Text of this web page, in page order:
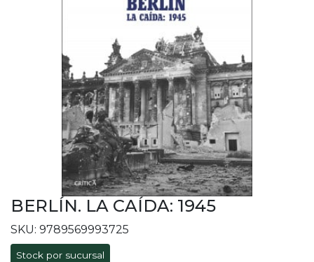
BERLÍN. LA CAÍDA: 1945
SKU: 9789569993725
Stock por sucursal